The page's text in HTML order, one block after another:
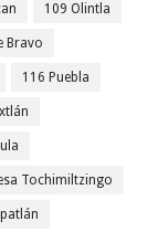
109 Olintla
Bravo
116 Puebla
Tochimiltzingo